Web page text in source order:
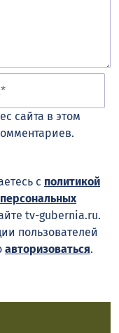
сайта в этом
с политикой
tv-gubernia.ru.
пользователей
авторизоваться.